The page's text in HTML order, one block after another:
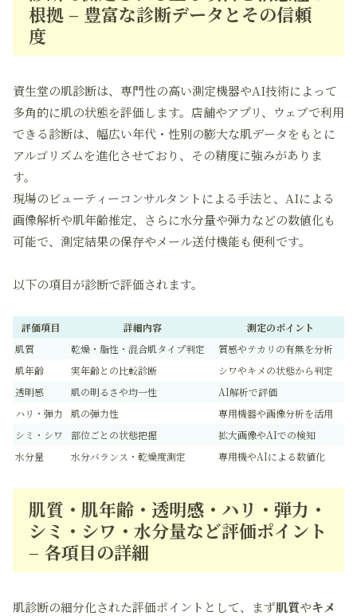
根拠 – 豊富な診断データとその信頼
度
資生堂の肌診断は、専門性の高い測定機器やAI技術によって
多角的に肌の状態を評価します。店舗やアプリ、ウェブで利用
できる診断は、幅広い年代・性別の膨大な肌データをもとに
アルゴリズムを進化させており、その精度に強みがありま
す。
現場のビューティーコンサルタントによる手法と、AIによる
画像解析や肌年齢推定、さらに水分量や弾力などの数値化も
可能で、測定結果の保存やメール送付機能も便利です。
以下の項目が診断で評価されます。
評価項目 詳細内容
測定のポイント
肌質
乾燥・脂性・混合肌タイプ判定
質感やテカリの有無を分析
肌年齢
実年齢との比較診断
シワやキメの状態から判定
透明感
肌の明るさや均一性
AI解析で評価
ハリ・弾力
肌の弾力性
専用機器や画像分析を活用
シミ・シワ
部位ごとの状態把握
拡大画像やAIでの検知
水分量
水分バランス・乾燥度測定 専用機やAIによる数値化
肌質・肌年齢・透明感・ハリ・弾力・
シミ・シワ・水分量など評価ポイント
– 各項目の詳細
肌診断の細分化された評価ポイントとして、まず肌質やキメ